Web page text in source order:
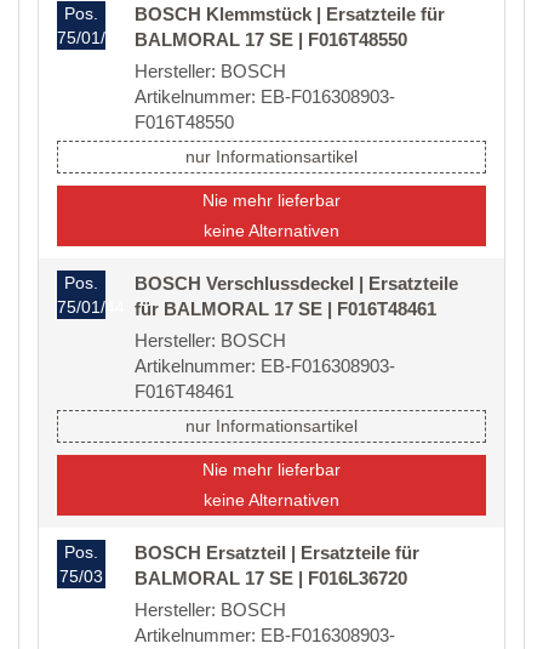
Pos.
75/01/41
BOSCH Klemmstück | Ersatzteile für
BALMORAL 17 SE | F016T48550
Hersteller: BOSCH
Artikelnummer: EB-F016308903-
F016T48550
nur Informationsartikel
Nie mehr lieferbar
keine Alternativen
Pos.
75/01/44
BOSCH Verschlussdeckel | Ersatzteile
für BALMORAL 17 SE | F016T48461
Hersteller: BOSCH
Artikelnummer: EB-F016308903-
F016T48461
nur Informationsartikel
Nie mehr lieferbar
keine Alternativen
Pos.
75/03
BOSCH Ersatzteil | Ersatzteile für
BALMORAL 17 SE | F016L36720
Hersteller: BOSCH
Artikelnummer: EB-F016308903-